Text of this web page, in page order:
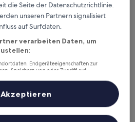
Pittstown – wo
Melrose
Queensbury / Lake George
die Seite der Datenschutzrichtlinie.
unseren Partnern signalisiert
auf Surfdaten.
verarbeiten Daten, um
Endgeräteeigenschaften zur
Speichern von oder Zugriff auf
und der Performance von Inhalten,
Entwicklung und Verbesserung von
Akzeptieren